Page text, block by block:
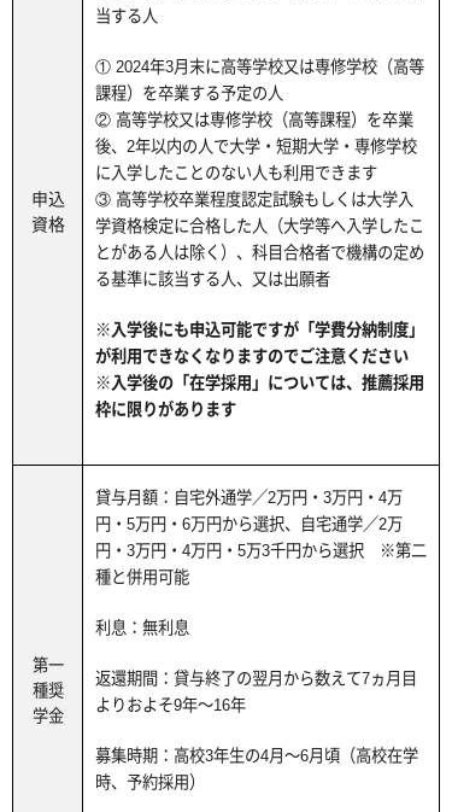
申込
資格
当する人
① 2024年3月末に高等学校又は専修学校（高等
課程）を卒業する予定の人
② 高等学校又は専修学校（高等課程）を卒業
後、2年以内の人で大学・短期大学・専修学校
に入学したことのない人も利用できます
③ 高等学校卒業程度認定試験もしくは大学入
学資格検定に合格した人（大学等へ入学したこ
とがある人は除く）、科目合格者で機構の定め
る基準に該当する人、又は出願者
※入学後にも申込可能ですが「学費分納制度」
が利用できなくなりますのでご注意ください
※入学後の「在学採用」については、推薦採用
枠に限りがあります
第一
種奨
学金
貸与月額：自宅外通学／2万円・3万円・4万
円・5万円・6万円から選択、自宅通学／2万
円・3万円・4万円・5万3千円から選択 ※第二
種と併用可能
利息：無利息
返還期間：貸与終了の翌月から数えて7ヵ月目
よりおよそ9年～16年
募集時期：高校3年生の4月～6月頃（高校在学
時、予約採用）